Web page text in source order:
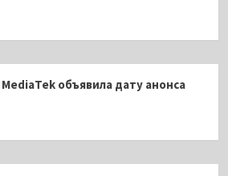
объявила дату анонса